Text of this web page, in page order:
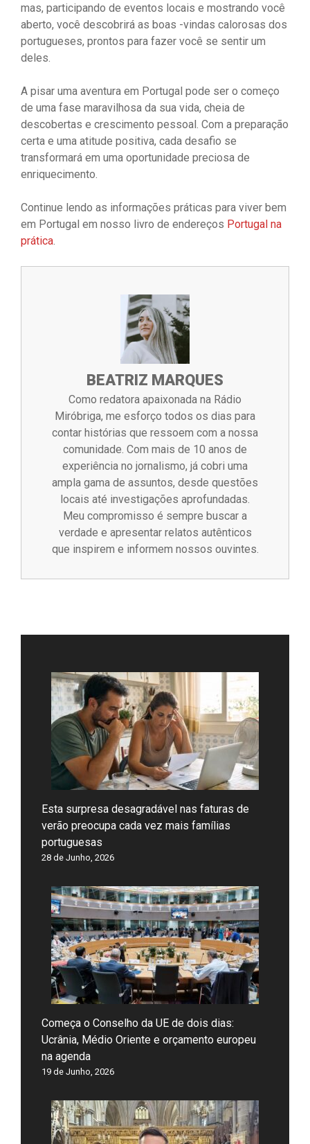
mas, participando de eventos locais e mostrando você
aberto, você descobrirá as boas -vindas calorosas dos
portugueses, prontos para fazer você se sentir um
deles.
A pisar uma aventura em Portugal pode ser o começo
de uma fase maravilhosa da sua vida, cheia de
descobertas e crescimento pessoal. Com a preparação
certa e uma atitude positiva, cada desafio se
transformará em uma oportunidade preciosa de
enriquecimento.
Continue lendo as informações práticas para viver bem
em Portugal em nosso livro de endereços Portugal na
prática.
BEATRIZ MARQUES
Como redatora apaixonada na Rádio
Miróbriga, me esforço todos os dias para
contar histórias que ressoem com a nossa
comunidade. Com mais de 10 anos de
experiência no jornalismo, já cobri uma
ampla gama de assuntos, desde questões
locais até investigações aprofundadas.
Meu compromisso é sempre buscar a
verdade e apresentar relatos autênticos
que inspirem e informem nossos ouvintes.
Esta surpresa desagradável nas faturas de
verão preocupa cada vez mais famílias
portuguesas
28 de Junho, 2026
Começa o Conselho da UE de dois dias:
Ucrânia, Médio Oriente e orçamento europeu
na agenda
19 de Junho, 2026